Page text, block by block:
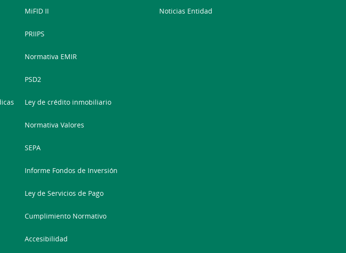
MiFID II
PRIIPS
Normativa EMIR
PSD2
Ley de crédito inmobiliario
Normativa Valores
SEPA
Informe Fondos de Inversión
Ley de Servicios de Pago
Cumplimiento Normativo
Accesibilidad
Noticias Entidad